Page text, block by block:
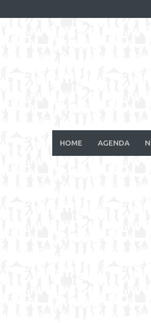
to
HOME AGENDA